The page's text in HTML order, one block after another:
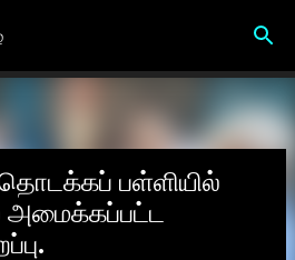
to main content
தொடக்கப் பள்ளியில்
அமைக்கப்பட்ட